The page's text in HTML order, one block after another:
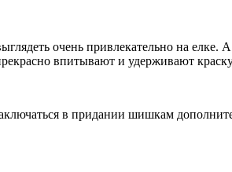
очень привлекательно на
впитывают и удерживают
в придании шишкам